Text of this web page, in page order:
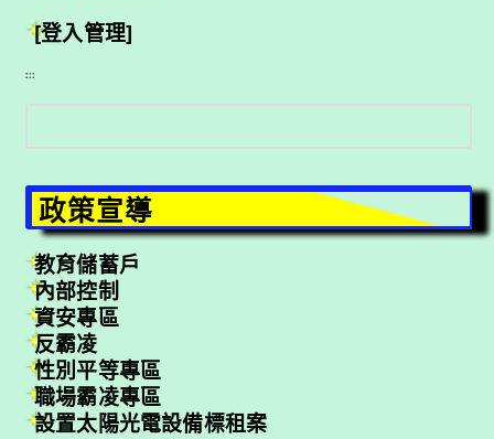
[登入管理]
:::
搜
尋
政策宣導
教育儲蓄戶
內部控制
資安專區
反霸凌
性別平等專區
職場霸凌專區
設置太陽光電設備標租案